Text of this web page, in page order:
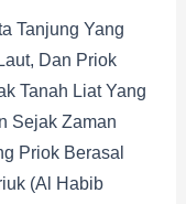
Tanjung Yang
Dan Priok
Tanah Liat Yang
Sejak Zaman
Priok Berasal
(Al Habib